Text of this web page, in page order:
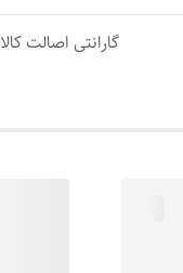
گارانتی اصالت کالا